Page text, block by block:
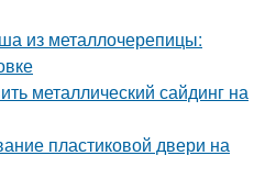
из металлочерепицы:
металлический сайдинг на
пластиковой двери на